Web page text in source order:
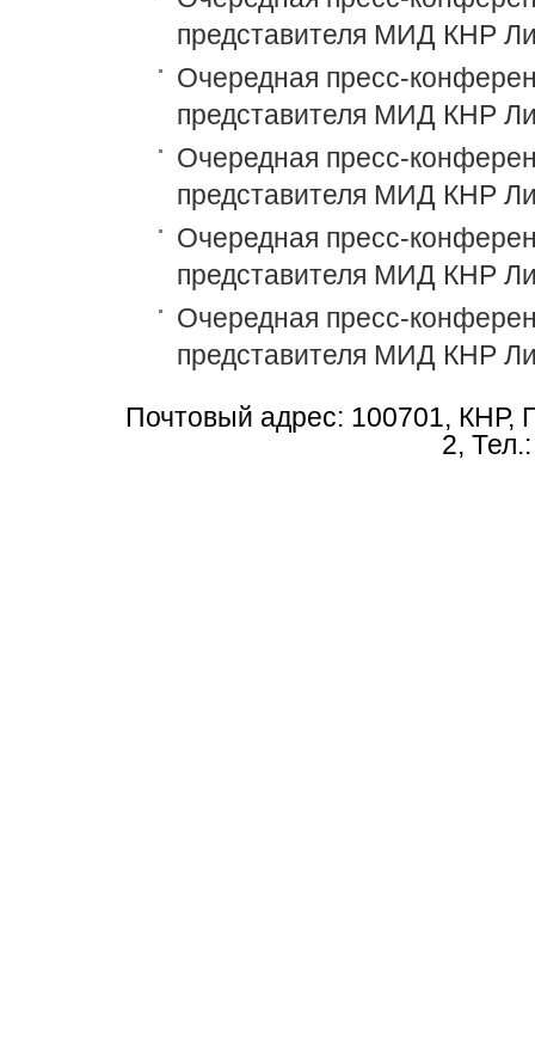
представителя МИД КНР
Очередная пресс-
представителя МИД КНР
Очередная пресс-
представителя МИД КНР
Очередная пресс-
представителя МИД КНР
Очередная пресс-
представителя МИД КНР
Почтовый адрес: 100701, КНР,
2,